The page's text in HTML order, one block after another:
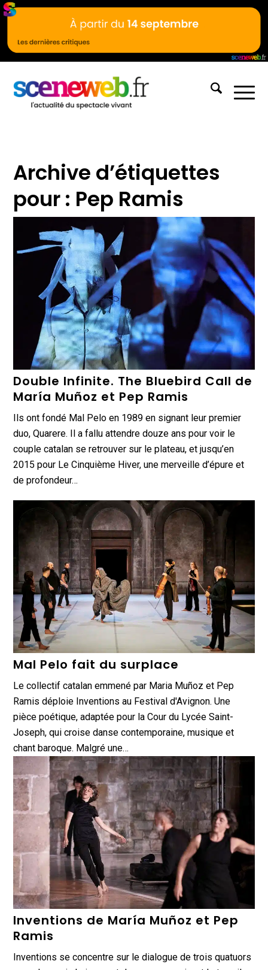
Archive d’étiquettes
pour : Pep Ramis
Double Infinite. The Bluebird Call de
María Muñoz et Pep Ramis
Ils ont fondé Mal Pelo en 1989 en signant leur premier
duo, Quarere. Il a fallu attendre douze ans pour voir le
couple catalan se retrouver sur le plateau, et jusqu’en
2015 pour Le Cinquième Hiver, une merveille d’épure et
de profondeur…
Mal Pelo fait du surplace
Le collectif catalan emmené par Maria Muñoz et Pep
Ramis déploie Inventions au Festival d'Avignon. Une
pièce poétique, adaptée pour la Cour du Lycée Saint-
Joseph, qui croise danse contemporaine, musique et
chant baroque. Malgré une…
Inventions de María Muñoz et Pep
Ramis
Inventions se concentre sur le dialogue de trois quatuors